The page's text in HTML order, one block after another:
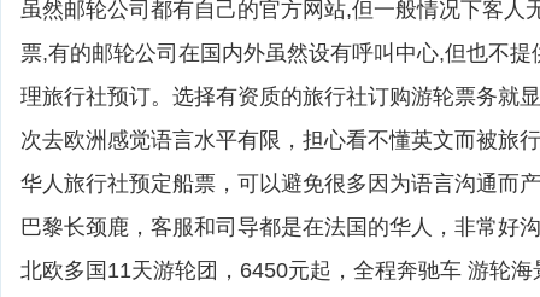
虽然邮轮公司都有自己的官方网站,但一般情况下客人
票,有的邮轮公司在国内外虽然设有呼叫中心,但也不
理旅行社预订。选择有资质的旅行社订购游轮票务就
次去欧洲感觉语言水平有限，担心看不懂英文而被旅
华人旅行社预定船票，可以避免很多因为语言沟通而
巴黎长颈鹿，客服和司导都是在法国的华人，非常好
北欧多国11天游轮团，6450元起，全程奔驰车 游轮